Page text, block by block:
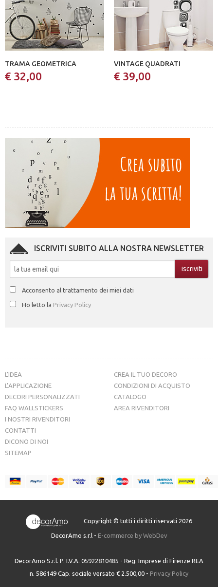
TRAMA GEOMETRICA
€ 32,00
VINTAGE QUADRATI
€ 39,00
ISCRIVITI SUBITO ALLA NOSTRA NEWSLETTER
Acconsento al trattamento dei miei dati
Ho letto la Privacy Policy
L’IDEA
L’APPLICAZIONE
DECORI PERSONALIZZATI
FAQ WALLSTICKERS
CREA IL TUO DECORO
CONDIZIONI DI ACQUISTO
CATALOGO
AREA RIVENDITORI
I NOSTRI RIVENDITORI
CONTATTI
DICONO DI NOI
SITEMAP
Copyright © tutti i diritti riservati 2026
DecorAmo s.r.l - E-commerce by WebDev
DecorAmo S.r.l. P. I.V.A. 05922810485 - Reg. Imprese di Firenze REA
n. 586149 Cap. sociale versato € 2.500,00 - Privacy Policy